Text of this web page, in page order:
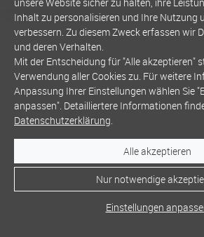
Inhalt zu personalisieren und Ihre Nutzung
verbessern. Zu diesem Zweck erfassen wir
und deren Verhalten.
Mit der Entscheidung für "Alle akzeptieren"
Verwendung aller Cookies zu. Für weitere
Anpassung Ihrer Einstellungen wählen Sie
anpassen". Detailliertere Informationen
Datenschutzerklärung.
Alle akzeptieren
Nur notwendige
Einstellungen